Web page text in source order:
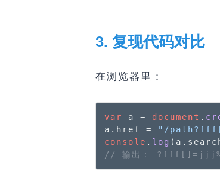
3. 复现代码对比
在浏览器里：
var a = document .
a. href = "/
console . log (a.
// 输出：